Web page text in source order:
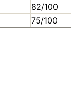
82/100
75/100